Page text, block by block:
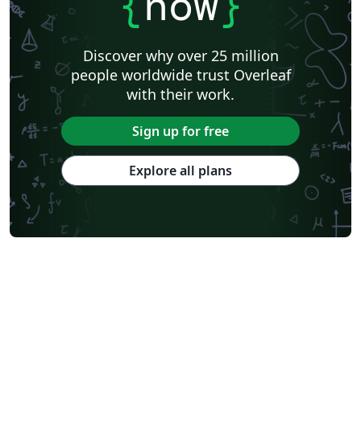
Discover why over 25 million
people worldwide trust Overleaf
with their work.
Sign up for free
Explore all plans